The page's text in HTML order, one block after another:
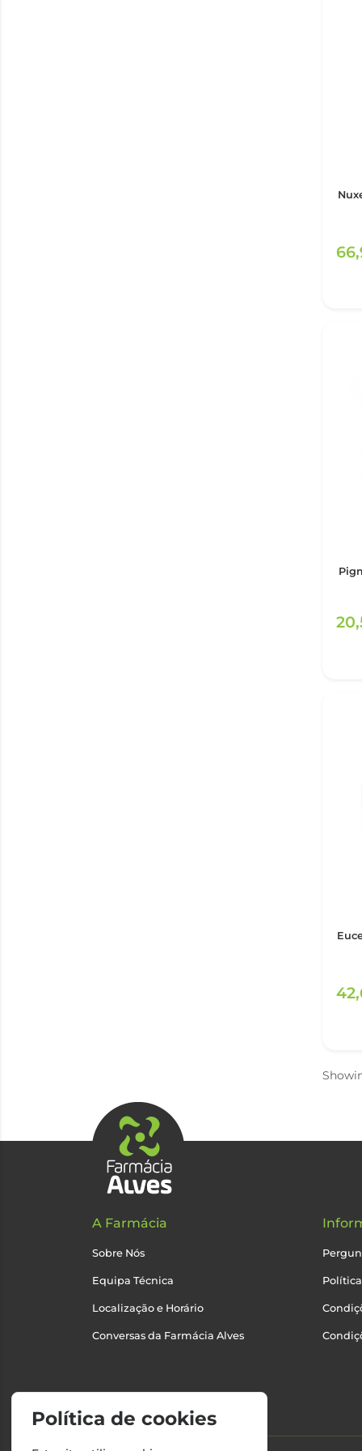
A Farmácia
Sobre Nós
Equipa Técnica
Localização e Horário
Conversas da Farmácia Alves
Política de cookies